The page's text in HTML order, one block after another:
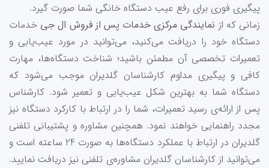
پیگیری فوری برای رفع عیب دستگاه خانگی شما صورت گیرد.
زمانی که از نمایندگی مرکزی خدمات پس از فروش ال جی خدمات
دستگاه خود را دریافت می‌کنید، می‌توانید در مورد عیب‌یابی و
تعمیرات تخصصی آن مطمئن باشید؛ شناخت دستگاه‌ها، مهارت
کافی و پیگیری مداوم کارشناسان گلدیران موجب می‌شود که
دستگاه شما به بهترین شکل عیب‌یابی و تعمیر شود. کارشناس
پس از ارائه‌ی رسید تعمیرات، شما را در ارتباط با کارکرد دستگاه نیز
مجدد راهنمایی خواهند نمود. همچنین مشاوره و پشتیبانی تلفنی
گلدیران در ارتباط با عملکرد دستگاه‌ها به صورت 24 ساعته است و
می‌توانید از کارشناسان گلدیران مشاوره‌ی تلفنی نیز دریافت نمایید.